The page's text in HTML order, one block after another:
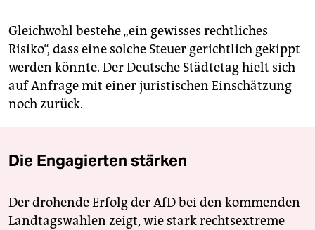
Gleichwohl bestehe „ein gewisses rechtliches
Risiko“, dass eine solche Steuer gerichtlich gekippt
werden könnte. Der Deutsche Städtetag hielt sich
auf Anfrage mit einer juristischen Einschätzung
noch zurück.
Die Engagierten stärken
Der drohende Erfolg der AfD bei den kommenden
Landtagswahlen zeigt, wie stark rechtsextreme